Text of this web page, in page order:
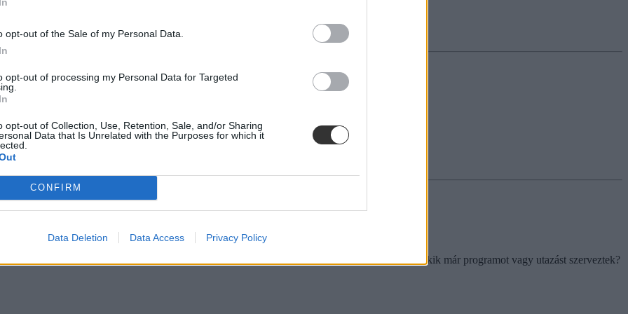
opt-out of the Sale of my Personal Data.
opt-out of processing my Personal Data for Targeted
opt-out of Collection, Use, Retention, Sale, and/or Sharing
Data that Is Unrelated with the Purposes for which it
CONFIRM
Data Deletion Data Access Privacy Policy
tanév rendjét
a kormány korábbi döntése miatt a pihenő elmarad.
már rég le van foglalva?
céllal átcsoportosította a párnapos pihenőt a téli szünet mellé. De mit tehetnek azok a szülők, akik már programot vagy utazást szerveztek?